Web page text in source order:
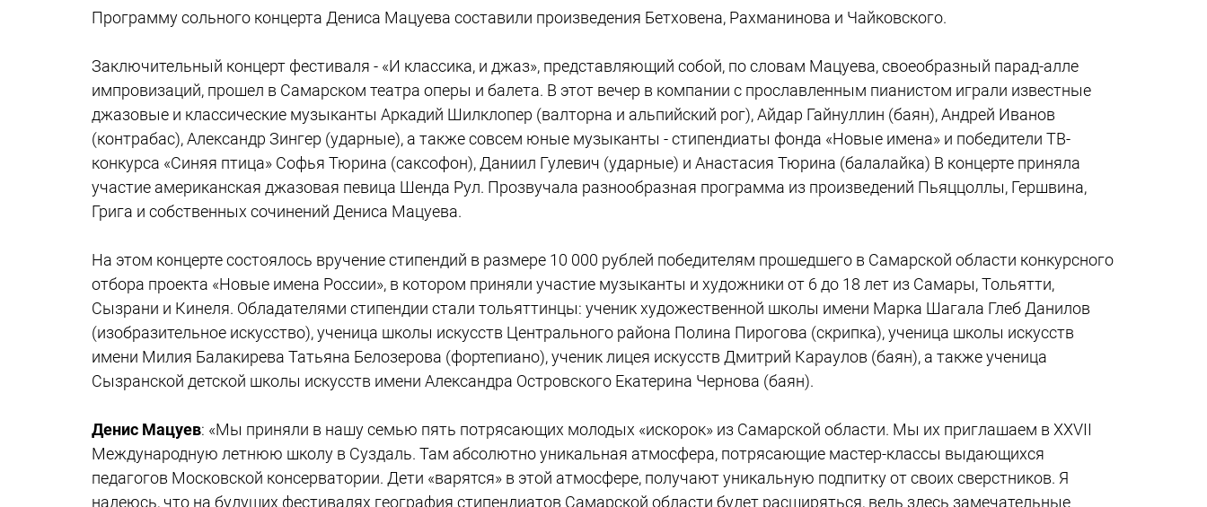
Программу сольного концерта Дениса Мацуева составили произведения Бетховена, Рахманинова и Чайковского.
Заключительный концерт фестиваля - «И классика, и джаз», представляющий собой, по словам Мацуева, своеобразный парад-алле
импровизаций, прошел в Самарском театра оперы и балета. В этот вечер в компании с прославленным пианистом играли известные
джазовые и классические музыканты Аркадий Шилклопер (валторна и альпийский рог), Айдар Гайнуллин (баян), Андрей Иванов
(контрабас), Александр Зингер (ударные), а также совсем юные музыканты - стипендиаты фонда «Новые имена» и победители ТВ-
конкурса «Синяя птица» Софья Тюрина (саксофон), Даниил Гулевич (ударные) и Анастасия Тюрина (балалайка) В концерте приняла
участие американская джазовая певица Шенда Рул. Прозвучала разнообразная программа из произведений Пьяццоллы, Гершвина,
Грига и собственных сочинений Дениса Мацуева.
На этом концерте состоялось вручение стипендий в размере 10 000 рублей победителям прошедшего в Самарской области конкурсного
отбора проекта «Новые имена России», в котором приняли участие музыканты и художники от 6 до 18 лет из Самары, Тольятти,
Сызрани и Кинеля. Обладателями стипендии стали тольяттинцы: ученик художественной школы имени Марка Шагала Глеб Данилов
(изобразительное искусство), ученица школы искусств Центрального района Полина Пирогова (скрипка), ученица школы искусств
имени Милия Балакирева Татьяна Белозерова (фортепиано), ученик лицея искусств Дмитрий Караулов (баян), а также ученица
Сызранской детской школы искусств имени Александра Островского Екатерина Чернова (баян).
Денис Мацуев: «Мы приняли в нашу семью пять потрясающих молодых «искорок» из Самарской области. Мы их приглашаем в XXVII
Международную летнюю школу в Суздаль. Там абсолютно уникальная атмосфера, потрясающие мастер-классы выдающихся
педагогов Московской консерватории. Дети «варятся» в этой атмосфере, получают уникальную подпитку от своих сверстников. Я
надеюсь, что на будущих фестивалях география стипендиатов Самарской области будет расширяться, ведь здесь замечательные